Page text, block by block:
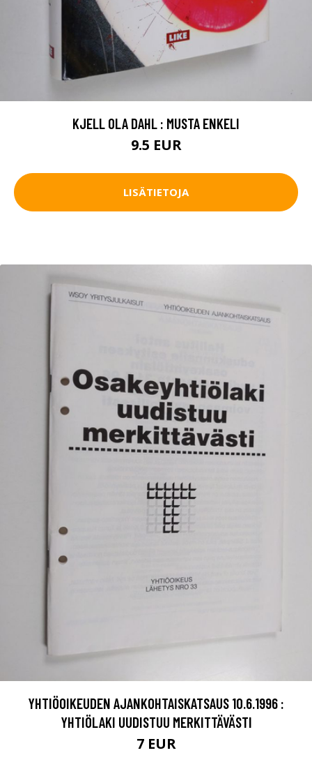
KJELL OLA DAHL : MUSTA ENKELI
9.5 EUR
LISÄTIETOJA
YHTIÖOIKEUDEN AJANKOHTAISKATSAUS 10.6.1996 :
YHTIÖLAKI UUDISTUU MERKITTÄVÄSTI
7 EUR